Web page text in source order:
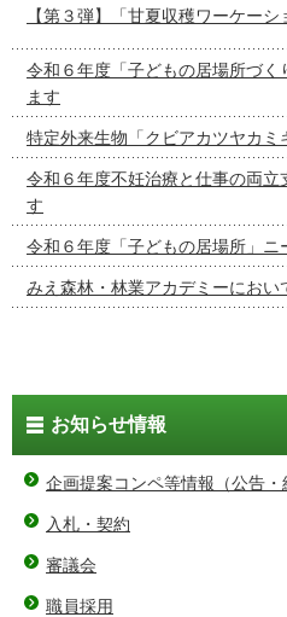
【第３弾】「甘夏収穫ワーケー
令和６年度「子どもの居場所づ
ます
特定外来生物「クビアカツヤカ
令和６年度不妊治療と仕事の両
す
令和６年度「子どもの居場所」
みえ森林・林業アカデミーにおい
お知らせ情報
企画提案コンペ等情報（公告・
入札・契約
審議会
職員採用